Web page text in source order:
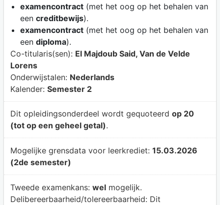
examencontract(met het oog op het behalen van
een creditbewijs).
examencontract(met het oog op het behalen van
een diploma).
Co-titularis(sen): El Majdoub Said, Van de Velde
Lorens
Onderwijstalen: Nederlands
Kalender: Semester 2
Dit opleidingsonderdeel wordt gequoteerd op 20
(tot op een geheel getal).
Mogelijke grensdata voor leerkrediet: 15.03.2026
(2de semester)
Tweede examenkans: welmogelijk.
Delibereerbaarheid/tolereerbaarheid: Dit